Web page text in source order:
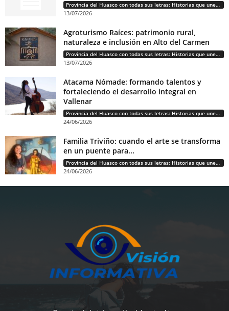
Provincia del Huasco con todas sus letras: Historias que unen cultura, diversidad e identidad
13/07/2026
Agroturismo Raíces: patrimonio rural,
naturaleza e inclusión en Alto del Carmen
Provincia del Huasco con todas sus letras: Historias que unen cultura, diversidad e identidad
13/07/2026
Atacama Nómade: formando talentos y
fortaleciendo el desarrollo integral en
Vallenar
Provincia del Huasco con todas sus letras: Historias que unen cultura, diversidad e identidad
24/06/2026
Familia Triviño: cuando el arte se transforma
en un puente para...
Provincia del Huasco con todas sus letras: Historias que unen cultura, diversidad e identidad
24/06/2026